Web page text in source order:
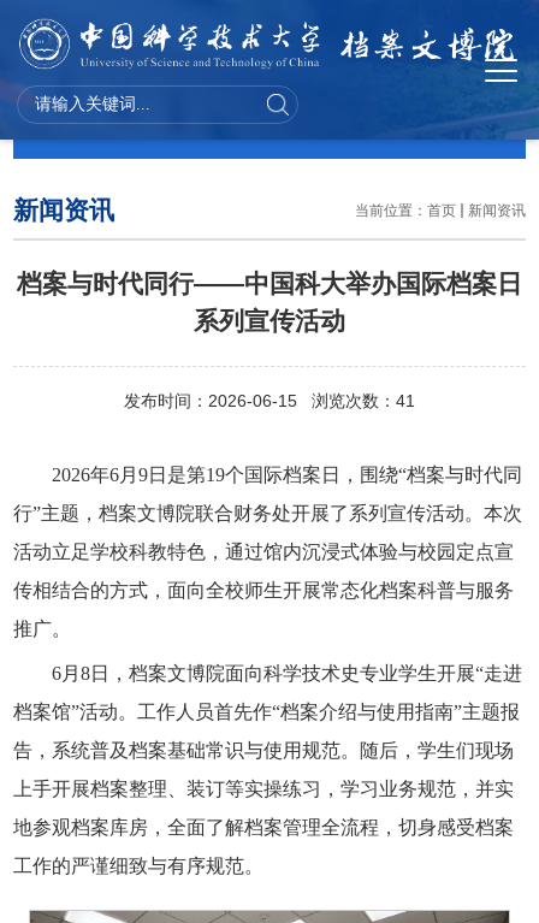
新闻资讯
新闻资讯 当前位置： 首页 新闻资讯
档案与时代同行——中国科大举办国际档案日
系列宣传活动
发布时间：2026-06-15 浏览次数： 41
2026年6月9日是第19个国际档案日，围绕“档案与时代同
行”主题，档案文博院联合财务处开展了系列宣传活动。本次
活动立足学校科教特色，通过馆内沉浸式体验与校园定点宣
传相结合的方式，面向全校师生开展常态化档案科普与服务
推广。
6月8日，档案文博院面向科学技术史专业学生开展“走进
档案馆”活动。工作人员首先作“档案介绍与使用指南”主题报
告，系统普及档案基础常识与使用规范。随后，学生们现场
上手开展档案整理、装订等实操练习，学习业务规范，并实
地参观档案库房，全面了解档案管理全流程，切身感受档案
工作的严谨细致与有序规范。